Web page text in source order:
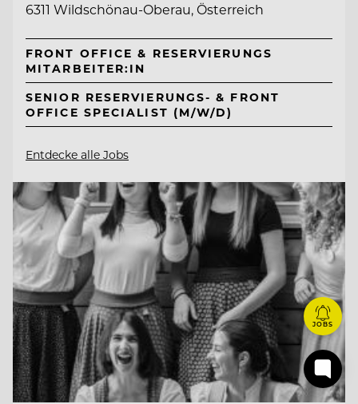
6311 Wildschönau-Oberau, Österreich
FRONT OFFICE & RESERVIERUNGS
MITARBEITER:IN
SENIOR RESERVIERUNGS- & FRONT
OFFICE SPECIALIST (M/W/D)
Entdecke alle Jobs
JOBS